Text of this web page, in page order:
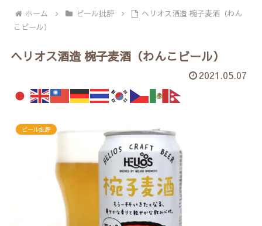
ホーム ビール批評
ヘリオス酒造 椀子麦酒（わん
こビール）
ヘリオス酒造 椀子麦酒（わんこビール）
2021.05.07
ビール批評